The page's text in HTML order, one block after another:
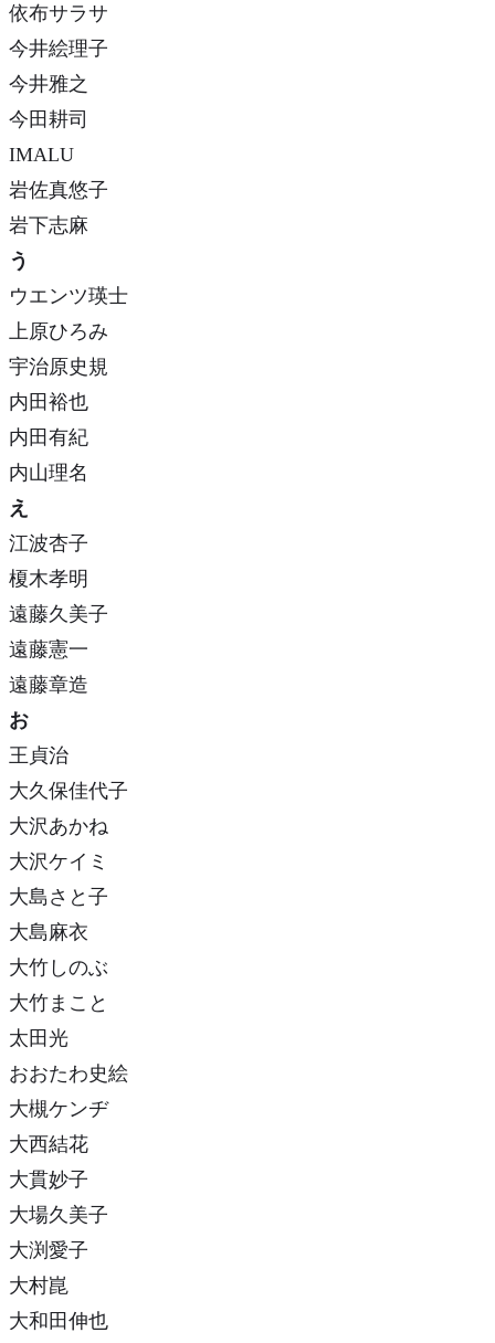
依布サラサ
今井絵理子
今井雅之
今田耕司
IMALU
岩佐真悠子
岩下志麻
う
ウエンツ瑛士
上原ひろみ
宇治原史規
内田裕也
内田有紀
内山理名
え
江波杏子
榎木孝明
遠藤久美子
遠藤憲一
遠藤章造
お
王貞治
大久保佳代子
大沢あかね
大沢ケイミ
大島さと子
大島麻衣
大竹しのぶ
大竹まこと
太田光
おおたわ史絵
大槻ケンヂ
大西結花
大貫妙子
大場久美子
大渕愛子
大村崑
大和田伸也